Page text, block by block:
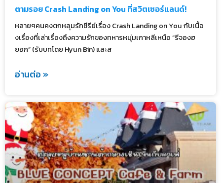
ตามรอย Crash Landing on You ที่สวิตเซอร์แลนด์!
หลายๆคนคงตกหลุมรักซีรีย์เรื่อง Crash Landing on You กับเนื้อ
งเรื่องที่เล่าเรื่องถึงความรักของทหารหนุ่มเกาหลีเหนือ “รีจองฮ
ยอก” (รับบทโดย Hyun Bin) และส
อ่านต่อ »